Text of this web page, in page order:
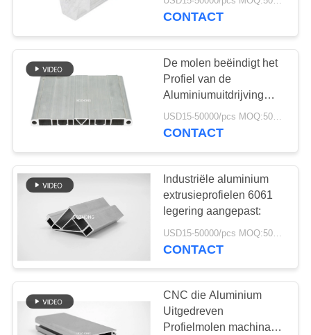
Inox flens
15
Roestvrij staaldraad
16
Parts
CONTACT
De molen beëindigt het
Profiel van de
Aluminiumuitdrijving
voor Elektrisch Dienblad
0.5mm van de
USD15-50000/pcs MOQ:500kg
CONTACT
Industriële aluminium
extrusieprofielen 6061
legering aangepast:
CONTACT
CNC die Aluminium
Uitgedreven
Profielmolen machinaal